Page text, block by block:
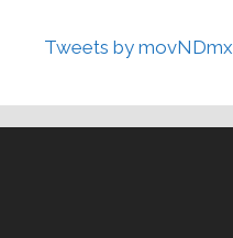
Tweets by movNDmx